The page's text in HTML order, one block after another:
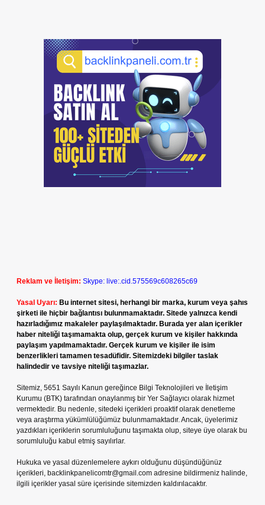
Reklam ve İletişim: Skype: live:.cid.575569c608265c69
Yasal Uyarı: Bu internet sitesi, herhangi bir marka, kurum veya şahıs
şirketi ile hiçbir bağlantısı bulunmamaktadır. Sitede yalnızca kendi
hazırladığımız makaleler paylaşılmaktadır. Burada yer alan içerikler
haber niteliği taşımamakta olup, gerçek kurum ve kişiler hakkında
paylaşım yapılmamaktadır. Gerçek kurum ve kişiler ile isim
benzerlikleri tamamen tesadüfidir. Sitemizdeki bilgiler taslak
halindedir ve tavsiye niteliği taşımazlar.
Sitemiz, 5651 Sayılı Kanun gereğince Bilgi Teknolojileri ve İletişim
Kurumu (BTK) tarafından onaylanmış bir Yer Sağlayıcı olarak hizmet
vermektedir. Bu nedenle, sitedeki içerikleri proaktif olarak denetleme
veya araştırma yükümlülüğümüz bulunmamaktadır. Ancak, üyelerimiz
yazdıkları içeriklerin sorumluluğunu taşımakta olup, siteye üye olarak bu
sorumluluğu kabul etmiş sayılırlar.
Hukuka ve yasal düzenlemelere aykırı olduğunu düşündüğünüz
içerikleri, backlinkpanelicomtr@gmail.com adresine bildirmeniz halinde,
ilgili içerikler yasal süre içerisinde sitemizden kaldırılacaktır.